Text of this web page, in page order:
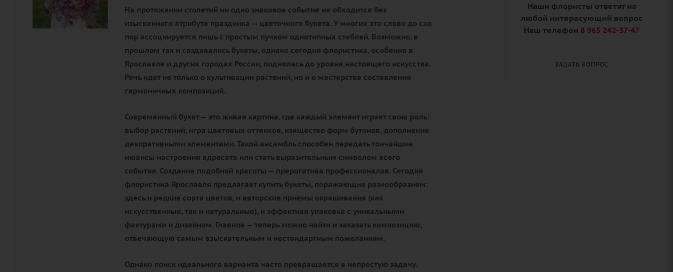
На протяжении столетий ни одно знаковое событие не обходится без
изысканного атрибута праздника — цветочного букета. У многих это слово до сих
пор ассоциируется лишь с простым пучком однотипных стеблей. Возможно, в
прошлом так и создавались букеты, однако сегодня флористика, особенно в
Ярославле и других городах России, поднялась до уровня настоящего искусства.
Речь идет не только о культивации растений, но и о мастерстве составления
гармоничных композиций.
Современный букет — это живая картина, где каждый элемент играет свою роль:
выбор растений, игра цветовых оттенков, изящество форм бутонов, дополнение
декоративными элементами. Такой ансамбль способен передать тончайшие
нюансы настроения адресата или стать выразительным символом всего
события. Создание подобной красоты — прерогатива профессионалов. Сегодня
флористика Ярославля предлагает купить букеты, поражающие разнообразием:
здесь и редкие сорта цветов, и авторские приемы окрашивания (как
искусственные, так и натуральные), и эффектная упаковка с уникальными
фактурами и дизайном. Главное — теперь можно найти и заказать композицию,
отвечающую самым взыскательным и нестандартным пожеланиям.
Однако поиск идеального варианта часто превращается в непростую задачу.
Наши флористы ответят на
любой интересующий вопрос
Наш телефон 8 965 242-37-47
ЗАДАТЬ ВОПРОС